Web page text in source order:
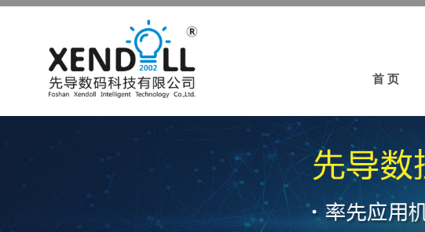
首 页